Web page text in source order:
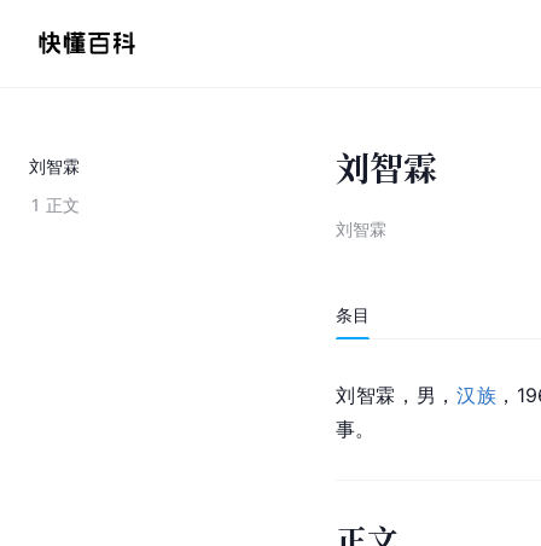
刘智霖
1 正文
刘智霖
刘智霖
条目
刘智霖，男， 汉族 ，
事。